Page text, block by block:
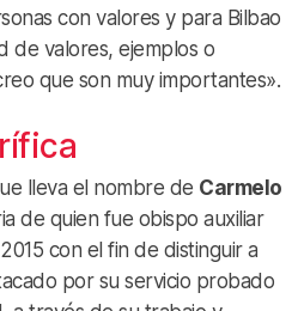
con valores y para Bilbao
de valores, ejemplos o
que son muy importantes».
lleva el nombre de Carmelo
de quien fue obispo auxiliar
con el fin de distinguir a
por su servicio probado